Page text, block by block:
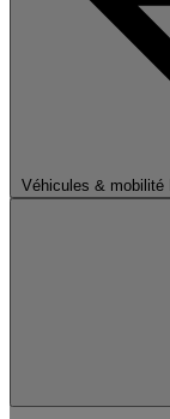
Véhicules & mobilité